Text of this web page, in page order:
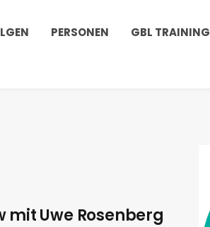
PERSONEN GBL TRAINING
mit Uwe Rosenberg